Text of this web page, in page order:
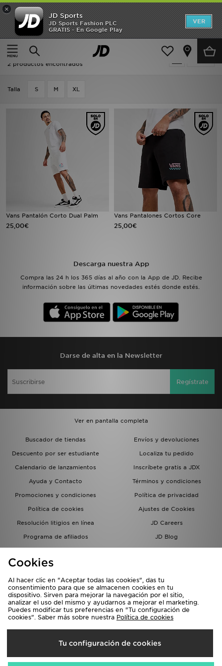
×
JD Sports
JD Sports Fashion PLC
GRATIS - En Google Play
VER
Página principal
Vans Pantalones Cortos Y Shorts
Vans Pantalones Cortos Y Shorts
2 productos encontrados
Talla S M XL
Vans Pantalón Corto Dual Palm
25,00€
Vans Pantalones Cortos Core
25,00€
Descarga nuestra App
Compra las 24 h los 365 días al año con la App de JD. Recibe
información sobre las últimas novedades estés donde estés.
Darse de alta en la Newsletter
Regístrate
Ver en pantalla completa
Buscador de tiendas
Envíos y devoluciones
Descuento por ser estudiante
Localiza tu pedido
Calendario de lanzamientos
Inscríbete gratis a JDX
Ayuda y Contacto
Términos y condiciones
Promociones y condiciones
Política de privacidad
Política de cookies
Ajustes de Cookies
Resolución litigios en línea
JD Careers
Programa de afiliados
JD Blog
del grupo JD - Whistleblowing
Selecciona País
España
Hombre
Mujer
Niños
Deportes & Fitness
Cookies
Al hacer clic en "Aceptar todas las cookies", das tu
consentimiento para que se almacenen cookies en tu
dispositivo. Sirven para mejorar la navegación por el sitio,
analizar el uso del mismo y ayudarnos a mejorar el marketing.
Puedes modificar tus preferencias en "Tu configuración de
cookies". Saber más sobre nuestra Política de cookies
Tu configuración de cookies